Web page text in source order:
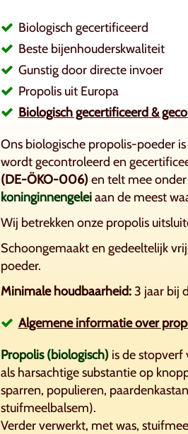
Biologisch gecertificeerd
Beste bijenhouderskwaliteit
Gunstig door directe invoer
Propolis uit Europa
Biologisch gecertificeerd &
Ons biologische propolis-poeder
wordt gecontroleerd en
(DE-ÖKO-006)en telt mee
koninginnengeleiaan de meest
Wij betrekken onze propolis
Schoongemaakt en gedeeltelijk
poeder.
Minimale houdbaarheid:3 jaar bij
Algemene informatie over
Propolis (biologisch)is de stopverf
als harsachtige substantie op
sparren, populieren,
stuifmeelbalsem).
Verder verwerkt, met was,